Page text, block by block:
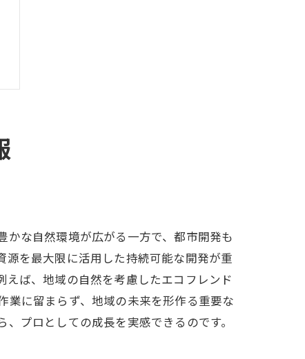
な自然環境が広がる一方で、都市開発も
を最大限に活用した持続可能な開発が重
ば、地域の自然を考慮したエコフレンド
業に留まらず、地域の未来を形作る重要な
プロとしての成長を実感できるのです。